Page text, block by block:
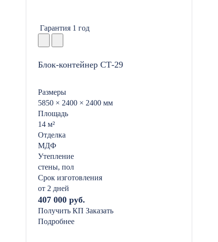
Гарантия 1 год
Блок-контейнер СТ-29
Размеры
5850 × 2400 × 2400 мм
Площадь
14 м²
Отделка
МДФ
Утепление
стены, пол
Срок изготовления
от 2 дней
407 000 руб.
Получить КП Заказать
Подробнее